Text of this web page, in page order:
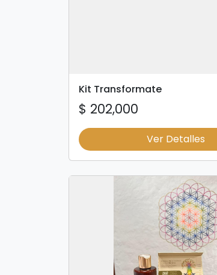
Kit Transformate
$ 202,000
Ver Detalles